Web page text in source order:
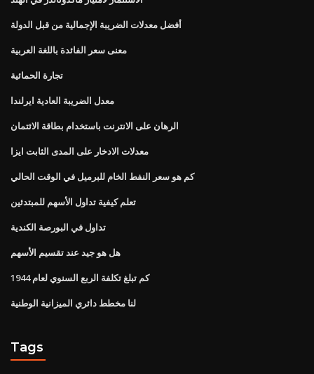
أفضل معدلات الضريبة الإجمالية من قبل الدولة
معنى سعر الفائدة باللغة العربية
تجارة الحمائية
معدل الضريبة العادية ايرلندا
الرهان على الانترنت باستخدام بطاقة الائتمان
معدلات الادخار على المدى الثابت ايزا
كم هو سعر النفط الخام للبرميل في الوقت الحالي
تعلم كيفية تداول الأسهم للمبتدئين
تداول في البورصة الكندية
هل هو جيد عند تقسيم الأسهم
كم تبلغ تكلفة الربع السنوي لعام 1944
لنا مخطط دائري الميزانية الوطنية
Tags